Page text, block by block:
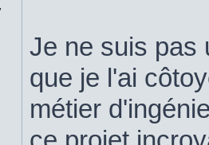
Je ne suis pas
que je l'ai
métier